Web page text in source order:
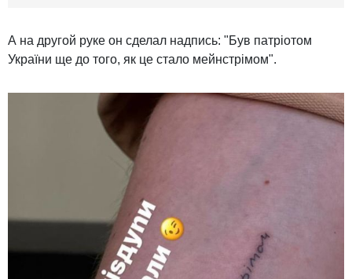
А на другой руке он сделал надпись: "Був патріотом
України ще до того, як це стало мейнстрімом".